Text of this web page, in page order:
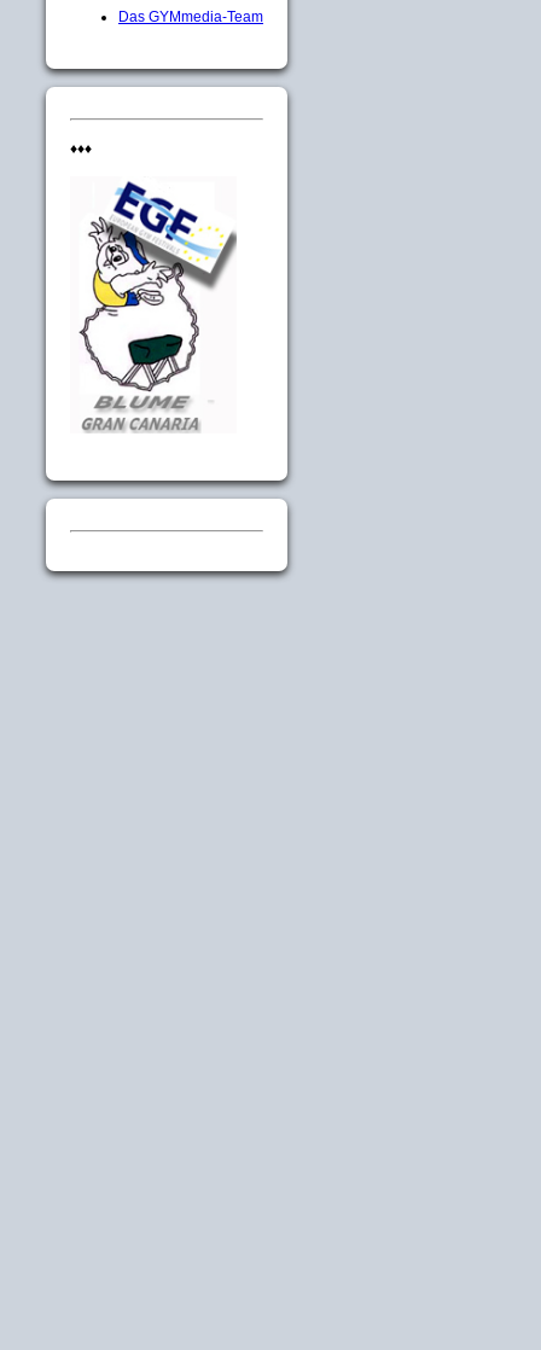
Das GYMmedia-Team
♦♦♦